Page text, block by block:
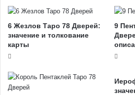
6 Жезлов Таро 78 Дверей:
значение и толкование
карты
9